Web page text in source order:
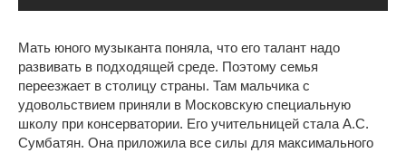
Мать юного музыканта поняла, что его талант надо
развивать в подходящей среде. Поэтому семья
переезжает в столицу страны. Там мальчика с
удовольствием приняли в Московскую специальную
школу при консерватории. Его учительницей стала А.С.
Сумбатян. Она приложила все силы для максимального